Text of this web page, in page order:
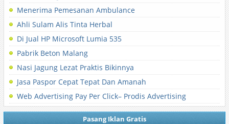
Menerima Pemesanan Ambulance
Ahli Sulam Alis Tinta Herbal
Di Jual HP Microsoft Lumia 535
Pabrik Beton Malang
Nasi Jagung Lezat Praktis Bikinnya
Jasa Paspor Cepat Tepat Dan Amanah
Web Advertising Pay Per Click– Prodis Advertising
Pasang Iklan Gratis